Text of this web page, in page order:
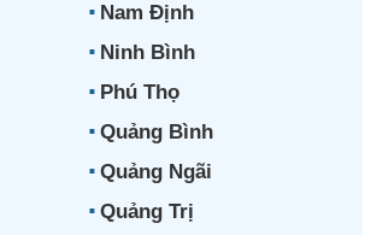
Nam Định
Ninh Bình
Phú Thọ
Quảng Bình
Quảng Ngãi
Quảng Trị